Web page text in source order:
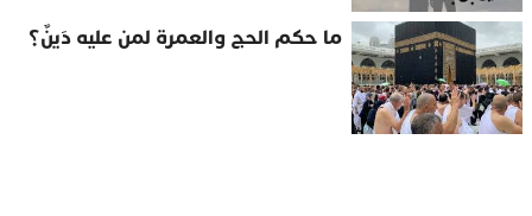
ما حكم الحج والعمرة لمن عليه دَينٌ؟